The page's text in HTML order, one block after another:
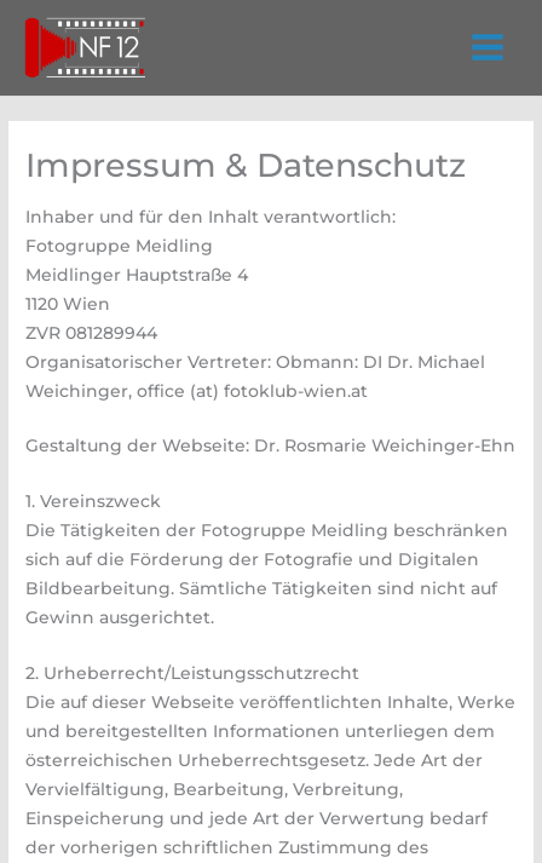
springen
Impressum & Datenschutz
Inhaber und für den Inhalt verantwortlich:
Fotogruppe Meidling
Meidlinger Hauptstraße 4
1120 Wien
ZVR 081289944
Organisatorischer Vertreter: Obmann: DI Dr. Michael
Weichinger, office (at) fotoklub-wien.at
Gestaltung der Webseite: Dr. Rosmarie Weichinger-Ehn
1. Vereinszweck
Die Tätigkeiten der Fotogruppe Meidling beschränken
sich auf die Förderung der Fotografie und Digitalen
Bildbearbeitung. Sämtliche Tätigkeiten sind nicht auf
Gewinn ausgerichtet.
2. Urheberrecht/Leistungsschutzrecht
Die auf dieser Webseite veröffentlichten Inhalte, Werke
und bereitgestellten Informationen unterliegen dem
österreichischen Urheberrechtsgesetz. Jede Art der
Vervielfältigung, Bearbeitung, Verbreitung,
Einspeicherung und jede Art der Verwertung bedarf
der vorherigen schriftlichen Zustimmung des